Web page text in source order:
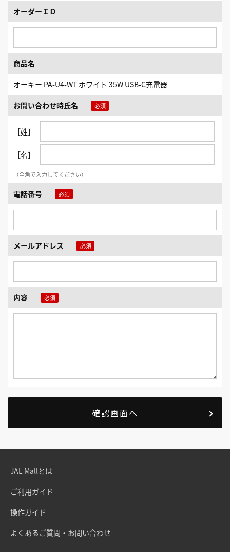
オーダーＩＤ
商品名
オーキー PA-U4-WT ホワイト 35W USB-C充電器
お問い合わせ時氏名
［姓］
［名］
（全角で入力してください）
電話番号
メールアドレス
内容
JAL Mallとは
ご利用ガイド
操作ガイド
よくあるご質問・お問い合わせ